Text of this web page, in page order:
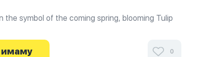
the symbol of the coming spring, blooming Tulip
of the Turkic peoples), and the minarets
имаму 0